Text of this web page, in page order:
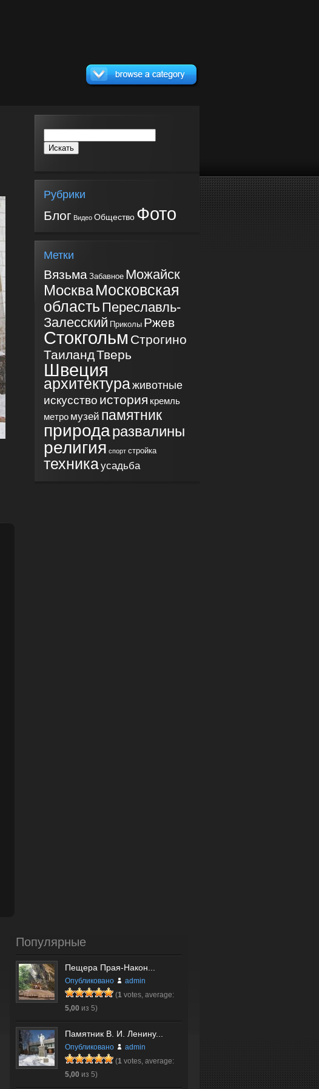
Рубрики
Блог Видео Общество Фото
Метки
Вязьма Забавное Можайск
МоскваМосковская
область Переславль-
Залесский Приколы Ржев
Стокгольм Строгино
ТаиландТверь
Швеция
архитектураживотные
искусство история кремль
метро музей памятник
природаразвалины
религия спорт стройка
техникаусадьба
Популярные
Пещера Прая-Након...
Опубликовано
admin
(1 votes, average:
5,00 из 5)
Памятник В. И. Ленину...
Опубликовано
admin
(1 votes, average:
5,00 из 5)